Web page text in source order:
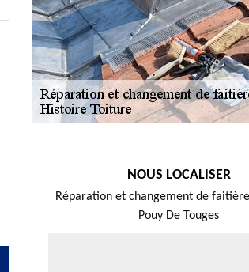
NOUS LOCALISER
Réparation et changement de
Pouy De Touges